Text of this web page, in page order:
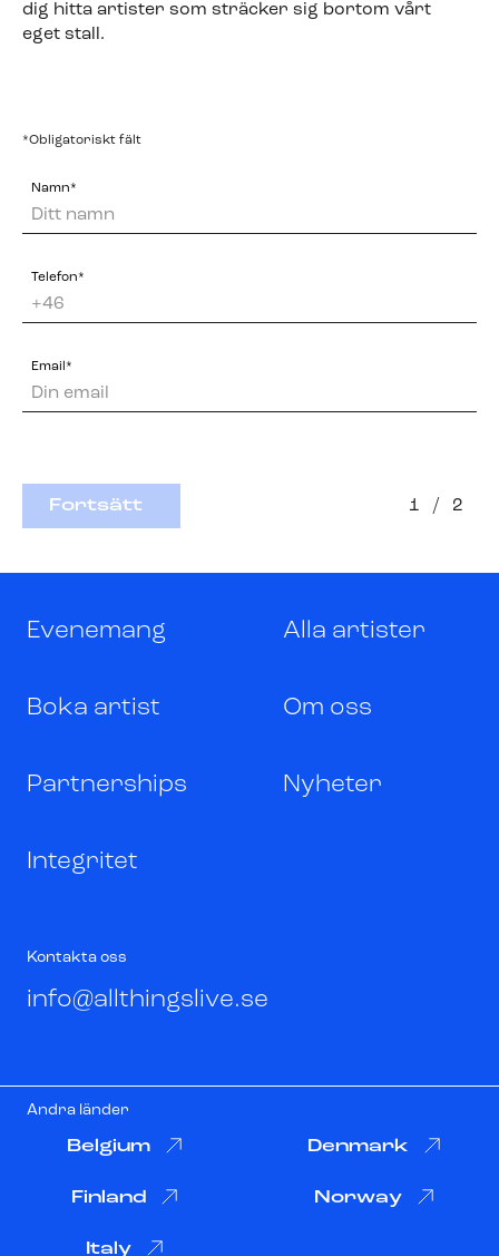
dig hitta artister som sträcker sig bortom vårt
eget stall.
*Obligatoriskt fält
Namn*
Telefon*
Email*
Fortsätt 1 / 2
Evenemang Alla artister
Boka artist Om oss
Partnerships Nyheter
Integritet
Kontakta oss
info@allthingslive.se
Andra länder
Belgium Denmark
Finland Norway
Italy